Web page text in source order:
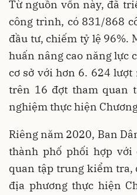
Từ nguồn vốn này, đã
công trình, có 831/868
đầu tư, chiếm tỷ lệ 96%.
huấn nâng cao năng lực
cơ sở với hơn 6. 624
trên 16 đợt tham quan
nghiệm thực hiện
Riêng năm 2020, Ban
thành phố phối hợp với
quan tập trung kiểm tra,
địa phương thực hiện